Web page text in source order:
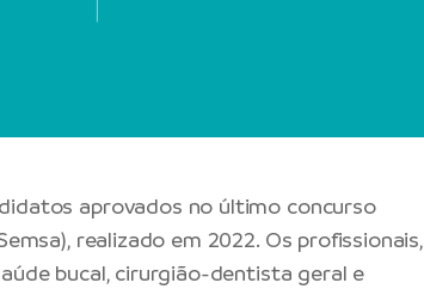
aprovados no último concurso
realizado em 2022. Os profissionais,
bucal, cirurgião-dentista geral e